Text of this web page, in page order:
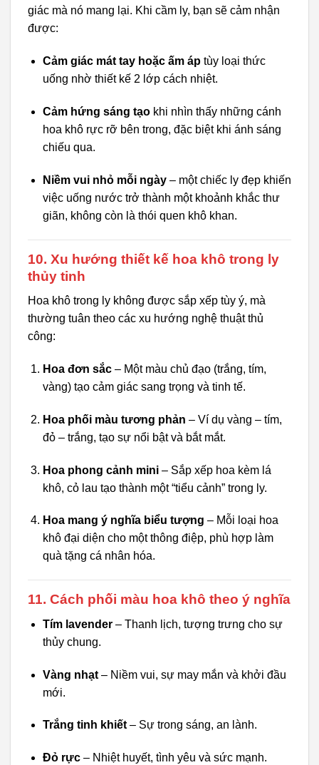
giác mà nó mang lại. Khi cầm ly, bạn sẽ cảm nhận
được:
Cảm giác mát tay hoặc ấm áptùy loại thức
uống nhờ thiết kế 2 lớp cách nhiệt.
Cảm hứng sáng tạokhi nhìn thấy những cánh
hoa khô rực rỡ bên trong, đặc biệt khi ánh sáng
chiếu qua.
Niềm vui nhỏ mỗi ngày– một chiếc ly đẹp khiến
việc uống nước trở thành một khoảnh khắc thư
giãn, không còn là thói quen khô khan.
10. Xu hướng thiết kế hoa khô trong ly
thủy tinh
Hoa khô trong ly không được sắp xếp tùy ý, mà
thường tuân theo các xu hướng nghệ thuật thủ
công:
Hoa đơn sắc– Một màu chủ đạo (trắng, tím,
vàng) tạo cảm giác sang trọng và tinh tế.
Hoa phối màu tương phản – Ví dụ vàng – tím,
đỏ – trắng, tạo sự nổi bật và bắt mắt.
Hoa phong cảnh mini– Sắp xếp hoa kèm lá
khô, cỏ lau tạo thành một “tiểu cảnh” trong ly.
Hoa mang ý nghĩa biểu tượng – Mỗi loại hoa
khô đại diện cho một thông điệp, phù hợp làm
quà tặng cá nhân hóa.
11. Cách phối màu hoa khô theo ý nghĩa
Tím lavender– Thanh lịch, tượng trưng cho sự
thủy chung.
Vàng nhạt– Niềm vui, sự may mắn và khởi đầu
mới.
Trắng tinh khiết– Sự trong sáng, an lành.
Đỏ rực– Nhiệt huyết, tình yêu và sức mạnh.